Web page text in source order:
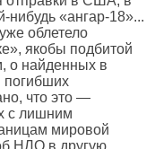
нибудь «ангар-18»...
облетело
якобы подбитой
о найденных в
погибших
что это —
с лишним
мировой
НЛО в другую,